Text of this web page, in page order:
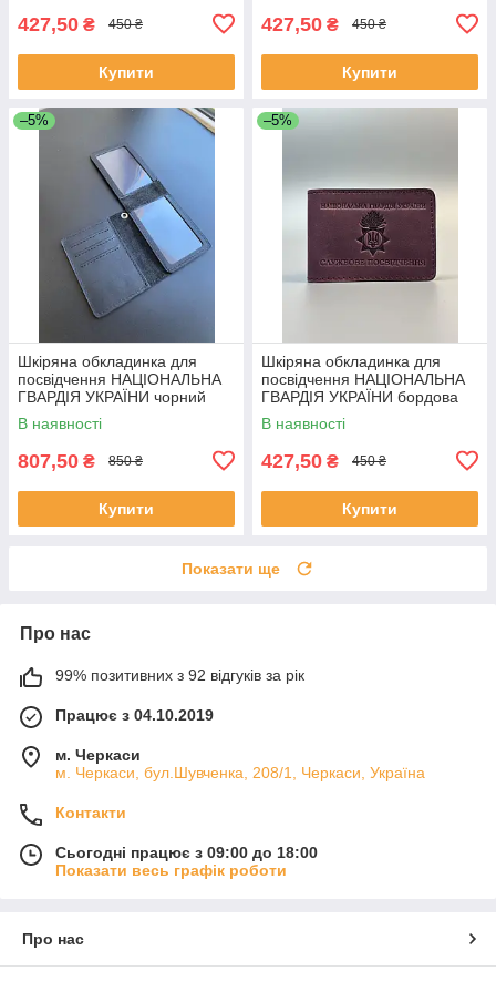
427,50 ₴ 450 ₴
Купити
427,50 ₴ 450 ₴
Купити
–5%
Шкіряна обкладинка для
посвідчення НАЦІОНАЛЬНА
ГВАРДІЯ УКРАЇНИ чорний
В наявності
807,50 ₴ 850 ₴
Купити
–5%
Шкіряна обкладинка для
посвідчення НАЦІОНАЛЬНА
ГВАРДІЯ УКРАЇНИ бордова
В наявності
427,50 ₴ 450 ₴
Купити
Показати ще
Про нас
99% позитивних з 92 відгуків за рік
Працює з 04.10.2019
м. Черкаси
м. Черкаси, бул.Шувченка, 208/1, Черкаси, Україна
Контакти
Сьогодні працює з 09:00 до 18:00
Показати весь графік роботи
Про нас